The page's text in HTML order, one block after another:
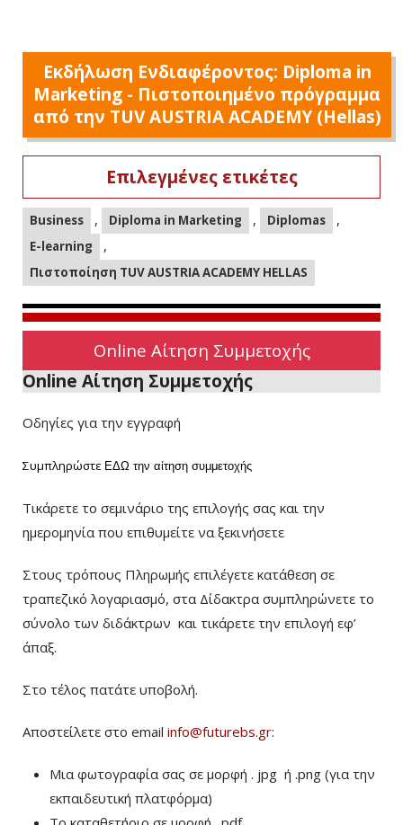
Εκδήλωση Ενδιαφέροντος: Diploma in
Marketing - Πιστοποιημένο πρόγραμμα
από την TUV AUSTRIA ACADEMY (Hellas)
Επιλεγμένες ετικέτες
Business , Diploma in Marketing , Diplomas ,
E-learning ,
Πιστοποίηση TUV AUSTRIA ACADEMY HELLAS
Online Αίτηση Συμμετοχής
Online Αίτηση Συμμετοχής
Οδηγίες για την εγγραφή
Συμπληρώστε ΕΔΩ την αίτηση συμμετοχής
Τικάρετε το σεμινάριο της επιλογής σας και την
ημερομηνία που επιθυμείτε να ξεκινήσετε
Στους τρόπους Πληρωμής επιλέγετε κατάθεση σε
τραπεζικό λογαριασμό, στα Δίδακτρα συμπληρώνετε το
σύνολο των διδάκτρων και τικάρετε την επιλογή εφ’
άπαξ.
Στο τέλος πατάτε υποβολή.
Αποστείλετε στο email info@futurebs.gr:
Μια φωτογραφία σας σε μορφή . jpg ή .png (για την
εκπαιδευτική πλατφόρμα)